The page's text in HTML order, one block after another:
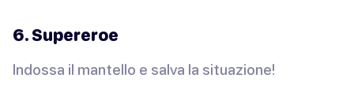
6. Supereroe
Indossa il mantello e salva la situazione!